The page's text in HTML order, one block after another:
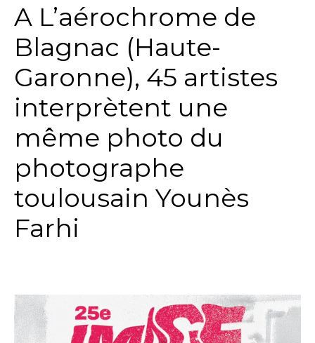
A L’aérochrome de
Blagnac (Haute-
Garonne), 45 artistes
interprètent une
même photo du
photographe
toulousain Younès
Farhi